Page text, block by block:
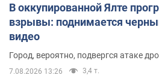
В оккупированной Ялте
взрывы: поднимается
видео
Город, вероятно, подвергся атаке
7.08.2026 13:26 3,4 т.